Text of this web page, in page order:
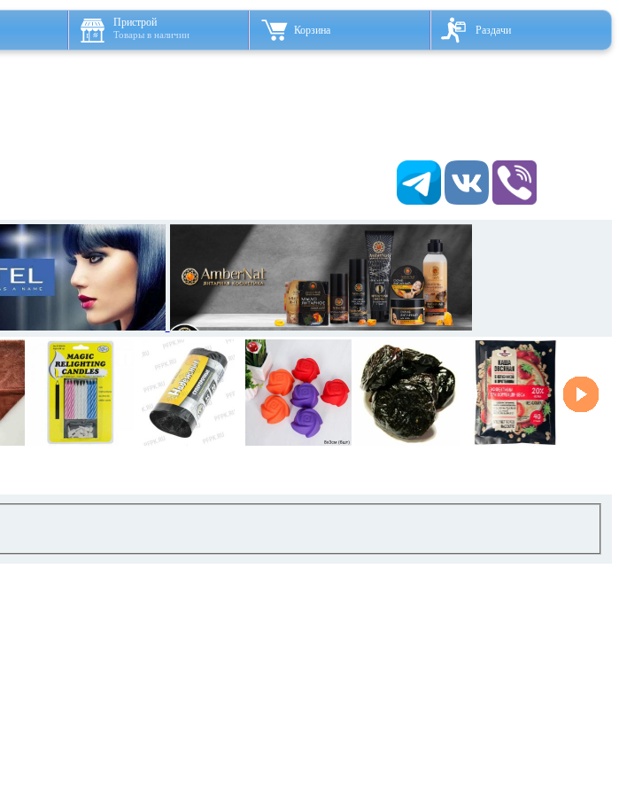
Пристрой
Товары в наличии Корзина Раздачи